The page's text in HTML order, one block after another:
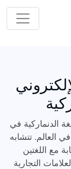
للغة الدنماركية في
العالم. تتشابه
مع اللغتين
التجارية